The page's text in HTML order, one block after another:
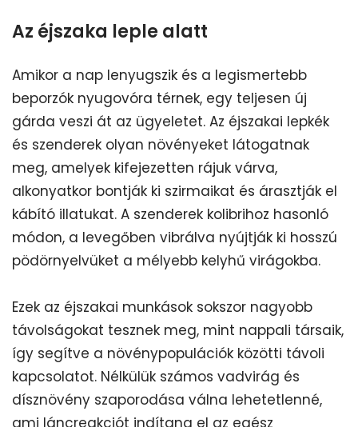
Az éjszaka leple alatt
Amikor a nap lenyugszik és a legismertebb
beporzók nyugovóra térnek, egy teljesen új
gárda veszi át az ügyeletet. Az éjszakai lepkék
és szenderek olyan növényeket látogatnak
meg, amelyek kifejezetten rájuk várva,
alkonyatkor bontják ki szirmaikat és árasztják el
kábító illatukat. A szenderek kolibrihoz hasonló
módon, a levegőben vibrálva nyújtják ki hosszú
pödörnyelvüket a mélyebb kelyhű virágokba.
Ezek az éjszakai munkások sokszor nagyobb
távolságokat tesznek meg, mint nappali társaik,
így segítve a növénypopulációk közötti távoli
kapcsolatot. Nélkülük számos vadvirág és
dísznövény szaporodása válna lehetetlenné,
ami láncreakciót indítana el az egész